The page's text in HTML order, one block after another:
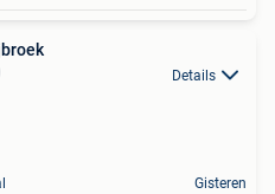
Details
Gisteren